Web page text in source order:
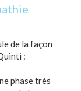
de la façon
:
phase très